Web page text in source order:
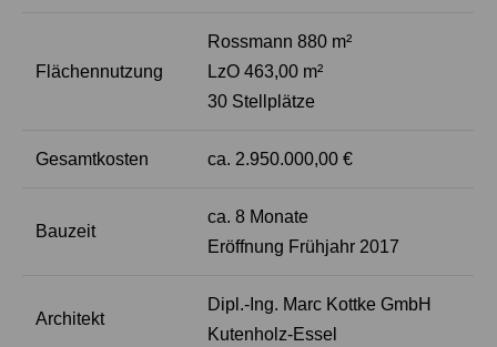
Flächennutzung
Rossmann 880 m²
LzO 463,00 m²
30 Stellplätze
Gesamtkosten ca. 2.950.000,00 €
Bauzeit
ca. 8 Monate
Eröffnung Frühjahr 2017
Architekt
Dipl.-Ing. Marc Kottke GmbH
Kutenholz-Essel